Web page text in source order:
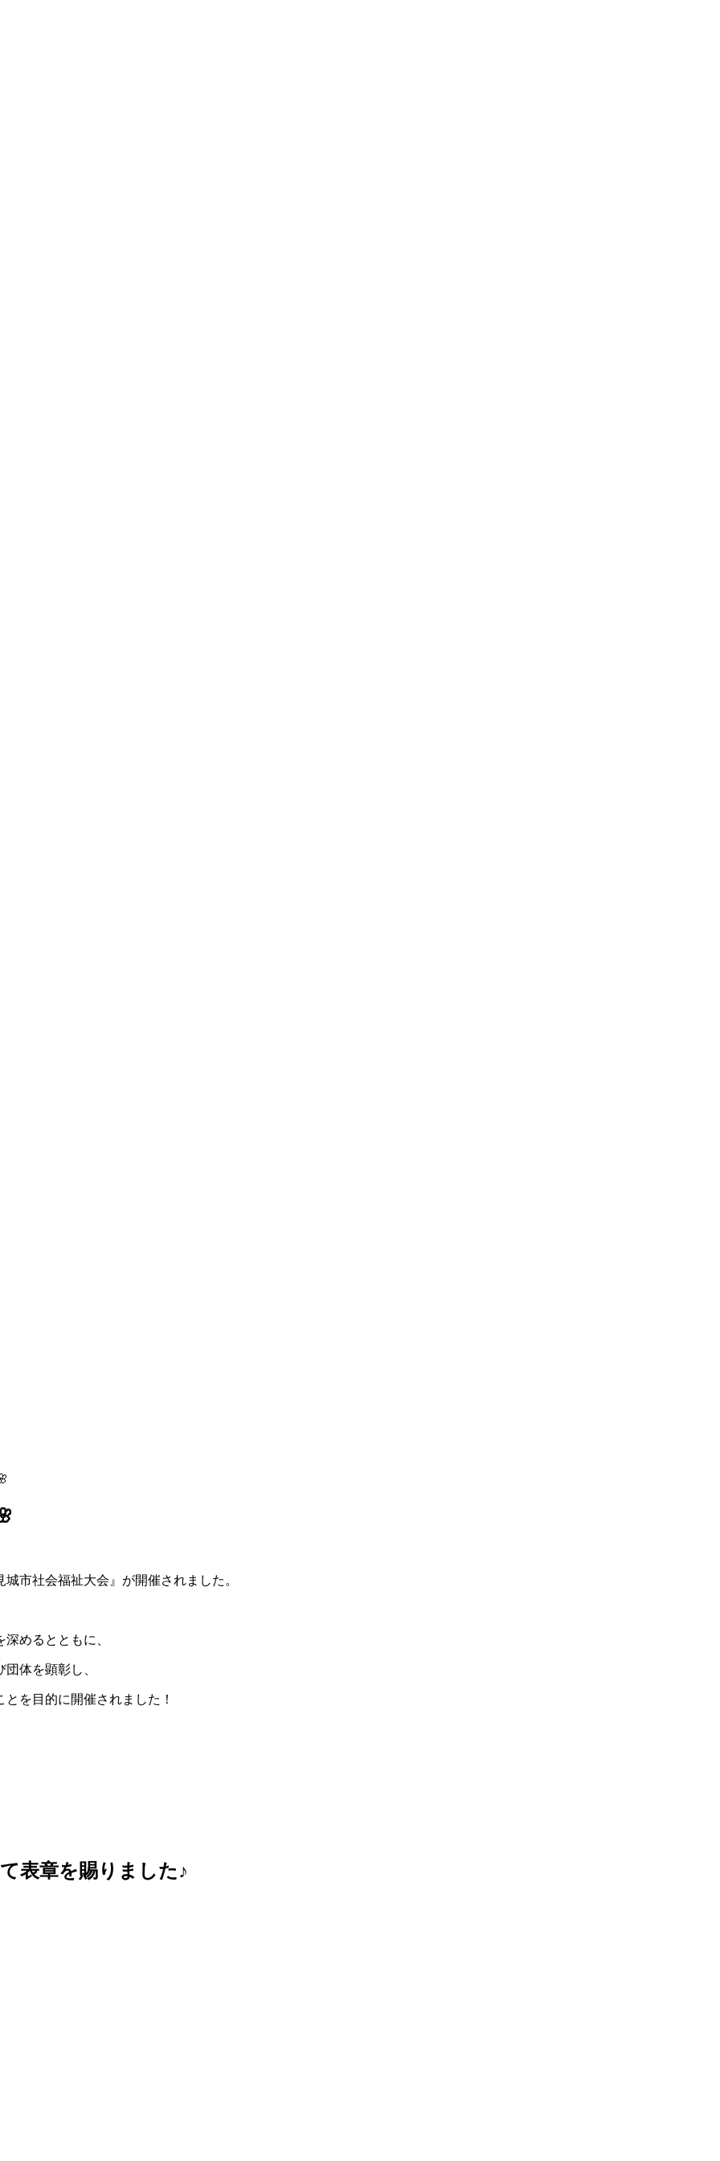
市社会福祉大会』が開催されました。
めるとともに、
体を顕彰し、
を目的に開催されました！
表章を賜りました♪